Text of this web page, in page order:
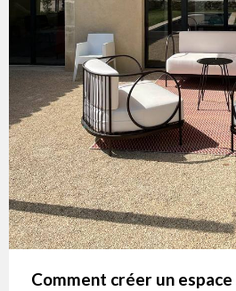
Comment créer un